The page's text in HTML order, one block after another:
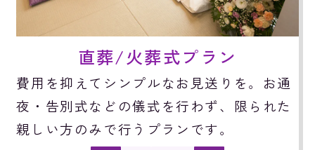
直葬/火葬式プラン
費用を抑えてシンプルなお見送りを。お通
夜・告別式などの儀式を行わず、限られた
親しい方のみで行うプランです。